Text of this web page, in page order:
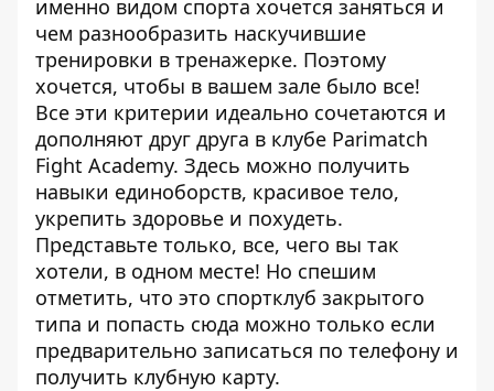
именно видом спорта хочется заняться и
чем разнообразить наскучившие
тренировки в тренажерке. Поэтому
хочется, чтобы в вашем зале было все!
Все эти критерии идеально сочетаются и
дополняют друг друга в клубе Parimatch
Fight Academy. Здесь можно получить
навыки единоборств, красивое тело,
укрепить здоровье и похудеть.
Представьте только, все, чего вы так
хотели, в одном месте! Но спешим
отметить, что это спортклуб закрытого
типа и попасть сюда можно только если
предварительно записаться по телефону и
получить клубную карту.